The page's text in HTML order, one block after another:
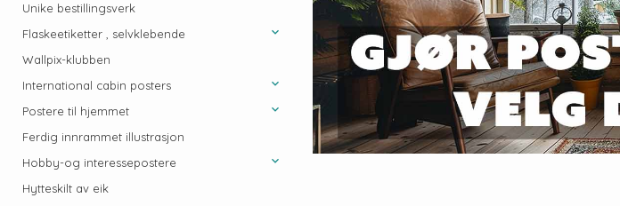
Unike bestillingsverk
Flaskeetiketter , selvklebende
Wallpix-klubben
International cabin posters
Postere til hjemmet
Ferdig innrammet illustrasjon
Hobby-og interessepostere
Hytteskilt av eik